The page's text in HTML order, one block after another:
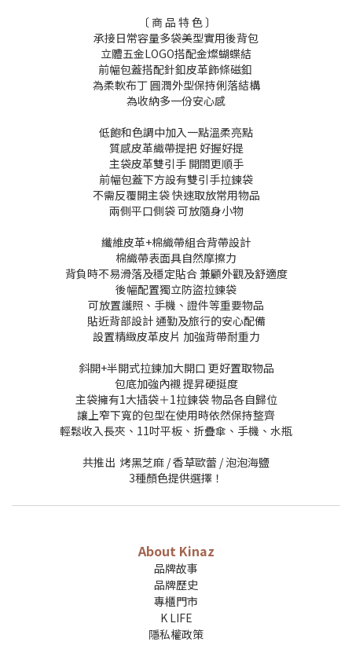
〔 商 品 特 色 〕
承接日常容量多袋美型實用後背包
立體五金LOGO搭配金燦蝴蝶結
前幅包蓋搭配針釦皮革飾條磁釦
為柔軟布丁 圓潤外型保持俐落結構
為收納多一份安心感
低飽和色調中加入一點溫柔亮點
質感皮革織帶提把 好握好提
主袋皮革雙引手 開閤更順手
前幅包蓋下方設有雙引手拉鍊袋
不需反覆開主袋 快速取放常用物品
兩側平口側袋 可放隨身小物
纖維皮革+棉織帶組合背帶設計
棉織帶表面具自然摩擦力
背負時不易滑落及穩定貼合 兼顧外觀及舒適度
後幅配置獨立防盜拉鍊袋
可放置護照、手機、證件等重要物品
貼近背部設計 通勤及旅行的安心配備
設置精緻皮革皮片 加強背帶耐重力
斜開+半開式拉鍊加大開口 更好置取物品
包底加強內襯 提昇硬挺度
主袋擁有1大插袋＋1拉鍊袋 物品各自歸位
讓上窄下寬的包型在使用時依然保持整齊
輕鬆收入長夾、11吋平板、折疊傘、手機、水瓶
共推出 烤黑芝麻 / 香草歐蕾 / 泡泡海鹽
3種顏色提供選擇！
About Kinaz
品牌故事
品牌歷史
專櫃門市
K LIFE
隱私權政策